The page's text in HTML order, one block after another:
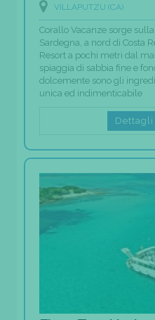
VILLAPUTZU (CA)
Corallo Vacanze sorge
Sardegna, a nord di Costa
Resort a pochi metri dal
spiaggia di sabbia fine e
dolcemente sono gli
unica ed indimenticabile